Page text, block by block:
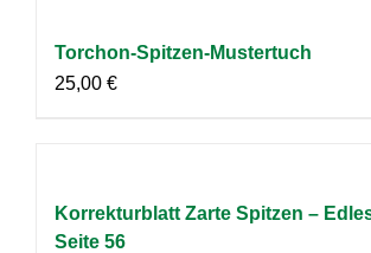
Torchon-Spitzen-Mustertuch
25,00 €
Korrekturblatt Zarte Spitzen –
Seite 56